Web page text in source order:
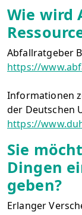
Wie wird
Abfallratgeber
https://
Informationen
der Deutschen
https://
Sie
Dingen
geben?
Erlanger